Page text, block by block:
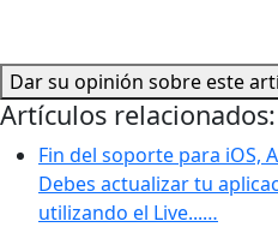
Dar su opinión sobre este
Artículos relacionados:
Fin del soporte para iOS,
Debes actualizar tu
utilizando el Live...…